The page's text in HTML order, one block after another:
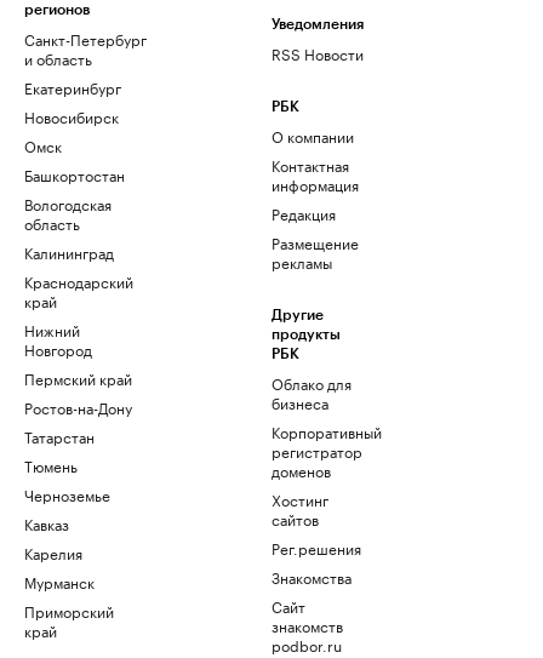
регионов
Санкт-Петербург
и область
Екатеринбург
Новосибирск
Омск
Башкортостан
Вологодская
область
Калининград
Краснодарский
край
Нижний
Новгород
Пермский край
Ростов-на-Дону
Татарстан
Тюмень
Черноземье
Кавказ
Карелия
Мурманск
Приморский
край
Уведомления
RSS Новости
РБК
О компании
Контактная
информация
Редакция
Размещение
рекламы
Другие
продукты
РБК
Облако для
бизнеса
Корпоративный
регистратор
доменов
Хостинг
сайтов
Рег.решения
Знакомства
Сайт
знакомств
podbor.ru